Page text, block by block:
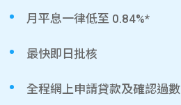
月平息一律低至 0.84%*
最快即日批核
全程網上申請貸款及確認過數